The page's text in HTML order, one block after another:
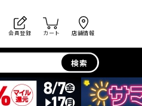
会員登録 カート 店舗情報
検索